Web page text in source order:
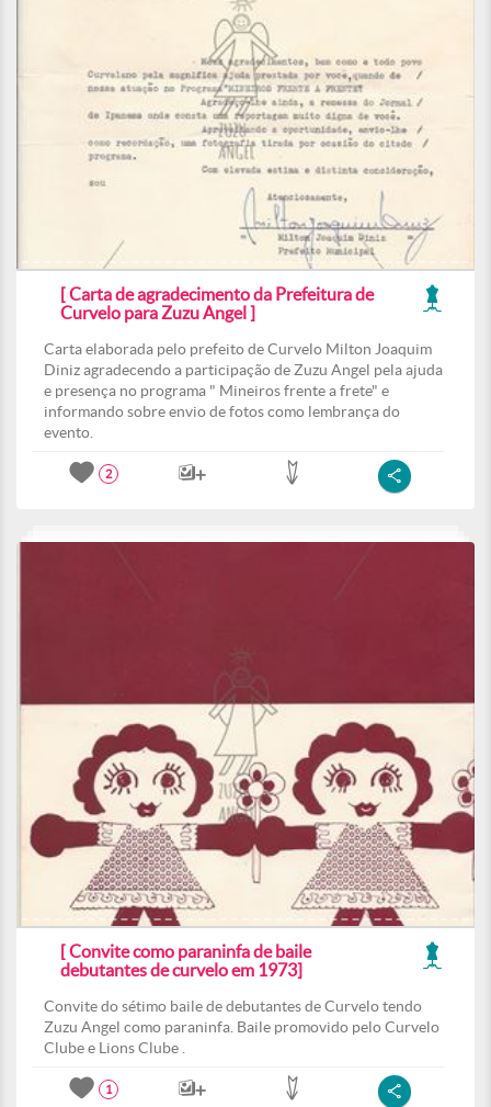
[ Carta de agradecimento da Prefeitura de
Curvelo para Zuzu Angel ]
Carta elaborada pelo prefeito de Curvelo Milton Joaquim
Diniz agradecendo a participação de Zuzu Angel pela ajuda
e presença no programa " Mineiros frente a frete" e
informando sobre envio de fotos como lembrança do
evento.
2
[ Convite como paraninfa de baile
debutantes de curvelo em 1973]
Convite do sétimo baile de debutantes de Curvelo tendo
Zuzu Angel como paraninfa. Baile promovido pelo Curvelo
Clube e Lions Clube .
1